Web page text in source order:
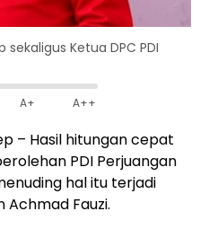
Ketua DPC PDI
A+ A++
– Hasil hitungan cepat
PDI Perjuangan
hal itu terjadi
Fauzi.